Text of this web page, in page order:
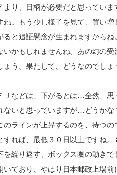
より、日柄が必要だと思ってい
ね。もう少し様子を見て、買い
ると追証懸念が生まれますから
いかもしれませんね。あの幻の
ょう。果たして、どうなのでしょ
Ｊなどは、下がるとは…全然、思
ないと思っていますが…どうか
のラインが上昇するのを、待つ
すれば、最低３０日以上ですね
を繰り返す、ボックス圏の動き
いており、やはり日本郵政上場